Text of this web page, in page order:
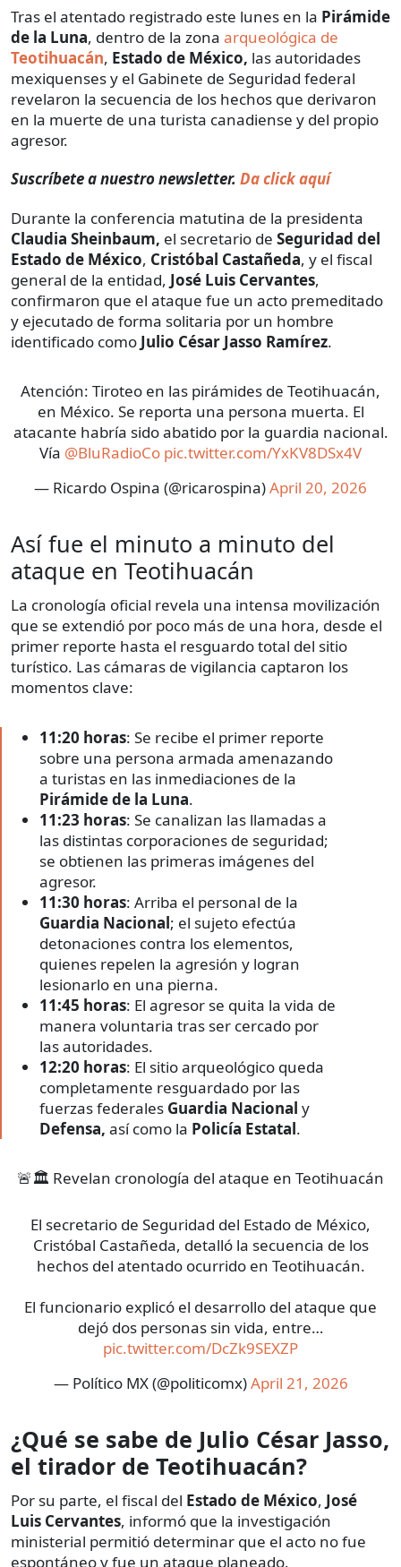
Tras el atentado registrado este lunes en la Pirámide
de la Luna, dentro de la zona arqueológica de
Teotihuacán, Estado de México, las autoridades
mexiquenses y el Gabinete de Seguridad federal
revelaron la secuencia de los hechos que derivaron
en la muerte de una turista canadiense y del propio
agresor.
Suscríbete a nuestro newsletter. Da click aquí
Durante la conferencia matutina de la presidenta
Claudia Sheinbaum, el secretario de Seguridad del
Estado de México, Cristóbal Castañeda, y el fiscal
general de la entidad, José Luis Cervantes,
confirmaron que el ataque fue un acto premeditado
y ejecutado de forma solitaria por un hombre
identificado como Julio César Jasso Ramírez.
Atención: Tiroteo en las pirámides de Teotihuacán,
en México. Se reporta una persona muerta. El
atacante habría sido abatido por la guardia nacional.
Vía @BluRadioCo pic.twitter.com/YxKV8DSx4V
— Ricardo Ospina (@ricarospina)April 20, 2026
Así fue el minuto a minuto del
ataque en Teotihuacán
La cronología oficial revela una intensa movilización
que se extendió por poco más de una hora, desde el
primer reporte hasta el resguardo total del sitio
turístico. Las cámaras de vigilancia captaron los
momentos clave:
11:20 horas: Se recibe el primer reporte
sobre una persona armada amenazando
a turistas en las inmediaciones de la
Pirámide de la Luna.
11:23 horas: Se canalizan las llamadas a
las distintas corporaciones de seguridad;
se obtienen las primeras imágenes del
agresor.
11:30 horas: Arriba el personal de la
Guardia Nacional; el sujeto efectúa
detonaciones contra los elementos,
quienes repelen la agresión y logran
lesionarlo en una pierna.
11:45 horas: El agresor se quita la vida de
manera voluntaria tras ser cercado por
las autoridades.
12:20 horas: El sitio arqueológico queda
completamente resguardado por las
fuerzas federales Guardia Nacional y
Defensa, así como la Policía Estatal.
🚨🏛️ Revelan cronología del ataque en Teotihuacán
El secretario de Seguridad del Estado de México,
Cristóbal Castañeda, detalló la secuencia de los
hechos del atentado ocurrido en Teotihuacán.
El funcionario explicó el desarrollo del ataque que
dejó dos personas sin vida, entre…
pic.twitter.com/DcZk9SEXZP
— Político MX (@politicomx)April 21, 2026
¿Qué se sabe de Julio César Jasso,
el tirador de Teotihuacán?
Por su parte, el fiscal del Estado de México, José
Luis Cervantes, informó que la investigación
ministerial permitió determinar que el acto no fue
espontáneo y fue un ataque planeado.